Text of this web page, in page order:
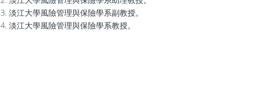
3. 淡江大學風險管理與保險學系副教授。
4. 淡江大學風險管理與保險學系教授。